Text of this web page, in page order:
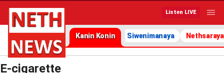
Listen LIVE
Kanin Konin Siwenimanaya Nethsaraya
E-cigarette